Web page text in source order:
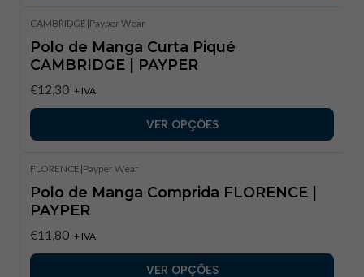
CAMBRIDGE |Payper Wear
Polo de Manga Curta Piqué
CAMBRIDGE | PAYPER
€12,30 + IVA
VER OPÇÕES
FLORENCE |Payper Wear
Polo de Manga Comprida FLORENCE |
PAYPER
€11,80 + IVA
VER OPÇÕES